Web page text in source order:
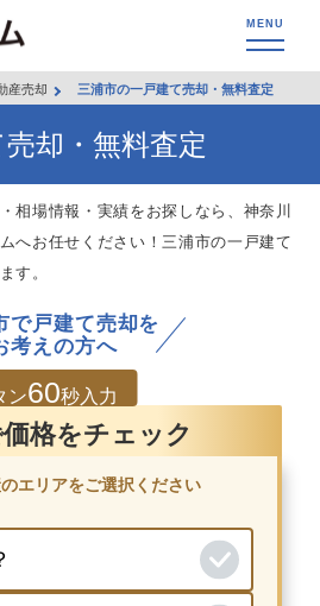
産売却 三浦市の一戸建て売却・無料査定
却・無料査定
相場情報・実績をお探しなら、神奈川
へお任せください！三浦市の一戸建て
す。
で戸建て売却を
考えの方へ
ン60秒入力
価格をチェック
エリアをご選択ください